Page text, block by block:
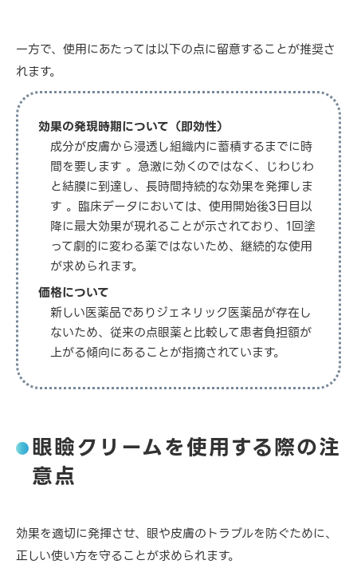
一方で、使用にあたっては以下の点に留意することが推奨さ
れます。
効果の発現時期について（即効性）
成分が皮膚から浸透し組織内に蓄積するまでに時
間を要します 。急激に効くのではなく、じわじわ
と結膜に到達し、長時間持続的な効果を発揮しま
す 。臨床データにおいては、使用開始後3日目以
降に最大効果が現れることが示されており、1回塗
って劇的に変わる薬ではないため、継続的な使用
が求められます。
価格について
新しい医薬品でありジェネリック医薬品が存在し
ないため、従来の点眼薬と比較して患者負担額が
上がる傾向にあることが指摘されています。
眼瞼クリームを使用する際の注
意点
効果を適切に発揮させ、眼や皮膚のトラブルを防ぐために、
正しい使い方を守ることが求められます。